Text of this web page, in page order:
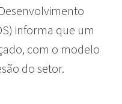
informa que um
com o modelo
do setor.